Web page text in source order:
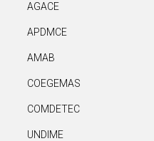
AGACE
APDMCE
AMAB
COEGEMAS
COMDETEC
UNDIME